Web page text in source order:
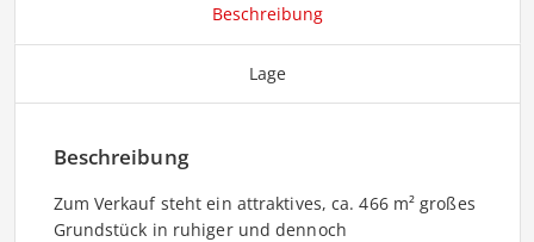
Beschreibung
Lage
Beschreibung
Zum Verkauf steht ein attraktives, ca. 466 m² großes
Grundstück in ruhiger und dennoch